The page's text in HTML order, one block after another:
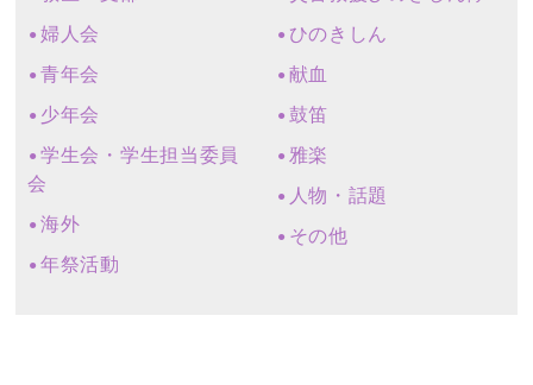
婦人会
青年会
少年会
学生会・学生担当委員
会
海外
年祭活動
ひのきしん
献血
鼓笛
雅楽
人物・話題
その他